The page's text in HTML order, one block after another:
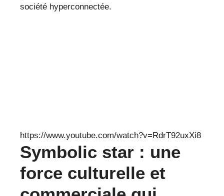
société hyperconnectée.
https://www.youtube.com/watch?v=RdrT92uxXi8
Symbolic star : une
force culturelle et